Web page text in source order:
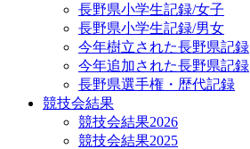
長野県小学生記録/女子
長野県小学生記録/男女
今年樹立された長野県記録
今年追加された長野県記録
長野県選手権・歴代記録
競技会結果
競技会結果2026
競技会結果2025